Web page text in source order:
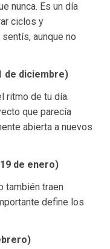
nunca. Es un día
ciclos y
aunque no
de diciembre)
ritmo de tu día.
que parecía
abierta a nuevos
de enero)
también traen
define los